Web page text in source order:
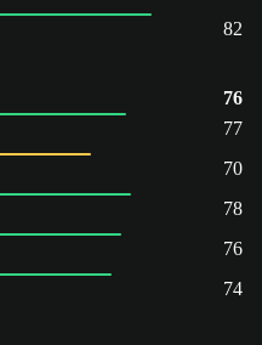
82
76
77
70
78
76
74